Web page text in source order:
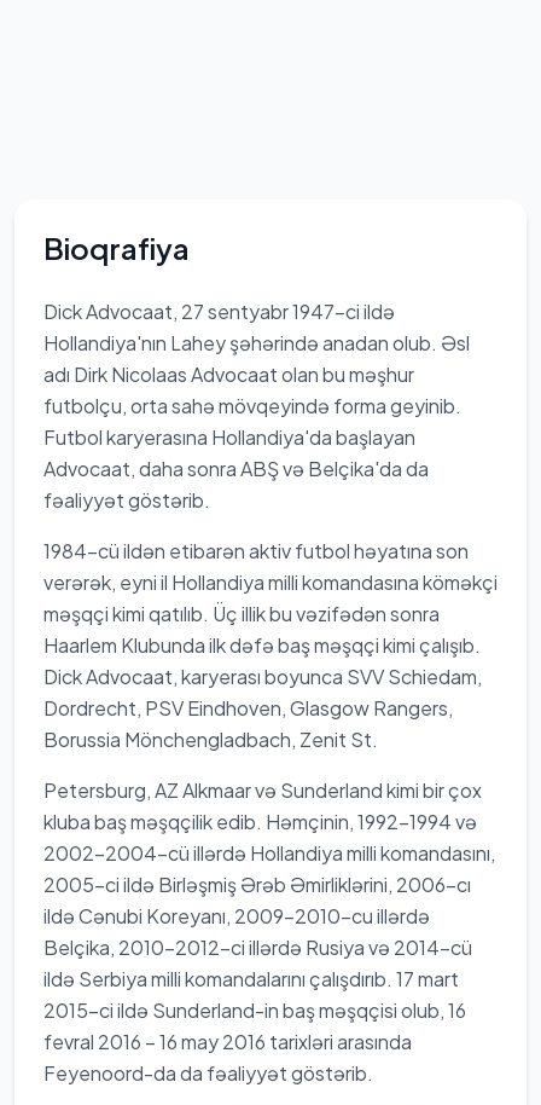
Bioqrafiya
Dick Advocaat, 27 sentyabr 1947-ci ildə
Hollandiya'nın Lahey şəhərində anadan olub. Əsl
adı Dirk Nicolaas Advocaat olan bu məşhur
futbolçu, orta sahə mövqeyində forma geyinib.
Futbol karyerasına Hollandiya'da başlayan
Advocaat, daha sonra ABŞ və Belçika'da da
fəaliyyət göstərib.
1984-cü ildən etibarən aktiv futbol həyatına son
verərək, eyni il Hollandiya milli komandasına köməkçi
məşqçi kimi qatılıb. Üç illik bu vəzifədən sonra
Haarlem Klubunda ilk dəfə baş məşqçi kimi çalışıb.
Dick Advocaat, karyerası boyunca SVV Schiedam,
Dordrecht, PSV Eindhoven, Glasgow Rangers,
Borussia Mönchengladbach, Zenit St.
Petersburg, AZ Alkmaar və Sunderland kimi bir çox
kluba baş məşqçilik edib. Həmçinin, 1992-1994 və
2002-2004-cü illərdə Hollandiya milli komandasını,
2005-ci ildə Birləşmiş Ərəb Əmirliklərini, 2006-cı
ildə Cənubi Koreyanı, 2009-2010-cu illərdə
Belçika, 2010-2012-ci illərdə Rusiya və 2014-cü
ildə Serbiya milli komandalarını çalışdırıb. 17 mart
2015-ci ildə Sunderland-in baş məşqçisi olub, 16
fevral 2016 – 16 may 2016 tarixləri arasında
Feyenoord-da da fəaliyyət göstərib.